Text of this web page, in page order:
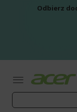
Odbierz